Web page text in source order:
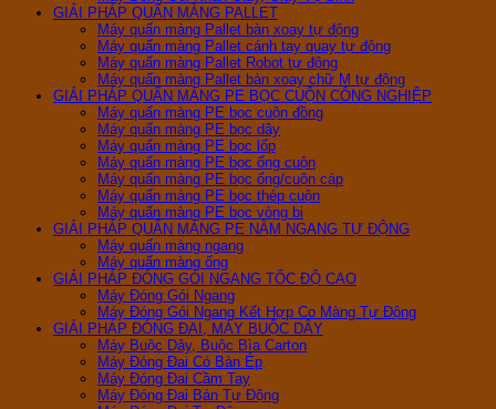
GIẢI PHÁP QUẤN MÀNG PALLET
Máy quấn màng Pallet bàn xoay tự động
Máy quấn màng Pallet cánh tay quay tự động
Máy quấn màng Pallet Robot tự động
Máy quấn màng Pallet bàn xoay chữ M tự động
GIẢI PHÁP QUẤN MÀNG PE BỌC CUỘN CÔNG NGHIỆP
Máy quấn màng PE bọc cuộn đồng
Máy quấn màng PE bọc dây
Máy quấn màng PE bọc lốp
Máy quấn màng PE bọc ống cuộn
Máy quấn màng PE bọc ống/cuộn cáp
Máy quấn màng PE bọc thép cuộn
Máy quấn màng PE bọc vòng bi
GIẢI PHÁP QUẤN MÀNG PE NẰM NGANG TỰ ĐỘNG
Máy quấn màng ngang
Máy quấn màng ống
GIẢI PHÁP ĐÓNG GÓI NGANG TỐC ĐỘ CAO
Máy Đóng Gói Ngang
Máy Đóng Gói Ngang Kết Hợp Co Màng Tự Động
GIẢI PHÁP ĐÓNG ĐAI, MÁY BUỘC DÂY
Máy Buộc Dây, Buộc Bìa Carton
Máy Đóng Đai Có Bàn Ép
Máy Đóng Đai Cầm Tay
Máy Đóng Đai Bán Tự Động